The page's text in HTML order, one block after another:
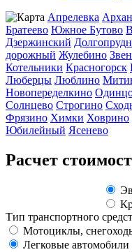
Апрелевка
Братеево Южное Бутово
Дзержинский
дорожный Жулебино
Котельники Красногорск
Люберцы Люблино
Новопеределкино
Солнцево Строгино
Фрязино Химки Ховрино
Юбилейный Ясенево
Расчет
Тип транспортного
Мотоциклы,
Легковые автомобили